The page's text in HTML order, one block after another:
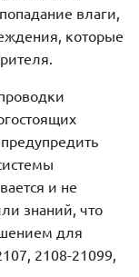
влаги,
которые
и не
знаний, что
для
2108-21099,